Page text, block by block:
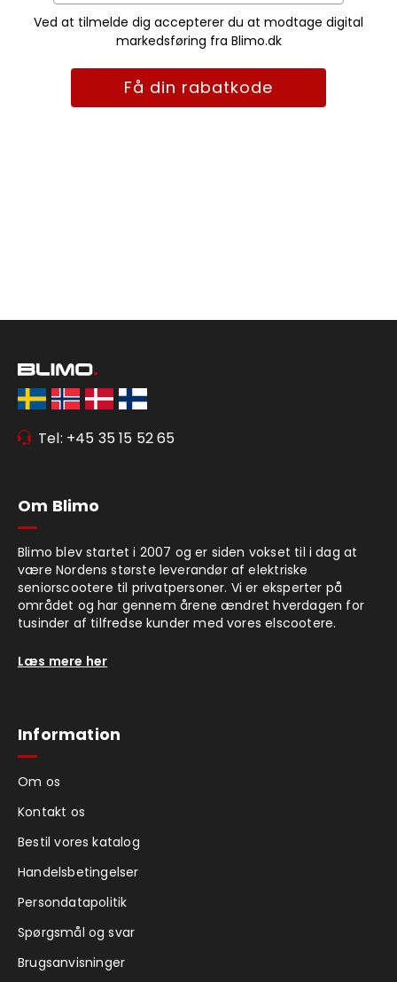
Ved at tilmelde dig accepterer du at modtage digital
markedsføring fra Blimo.dk
Få din rabatkode
Tel: +45 35 15 52 65
Om Blimo
Blimo blev startet i 2007 og er siden vokset til i dag at
være Nordens største leverandør af elektriske
seniorscootere til privatpersoner. Vi er eksperter på
området og har gennem årene ændret hverdagen for
tusinder af tilfredse kunder med vores elscootere.
Læs mere her
Information
Om os
Kontakt os
Bestil vores katalog
Handelsbetingelser
Persondatapolitik
Spørgsmål og svar
Brugsanvisninger